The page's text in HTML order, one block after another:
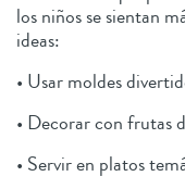
los niños se sientan
ideas:
• Usar moldes
• Decorar con frutas
• Servir en platos